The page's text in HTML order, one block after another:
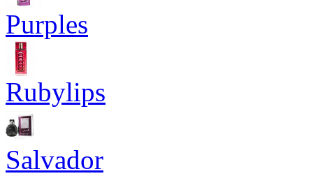
Purples
Rubylips
Salvador